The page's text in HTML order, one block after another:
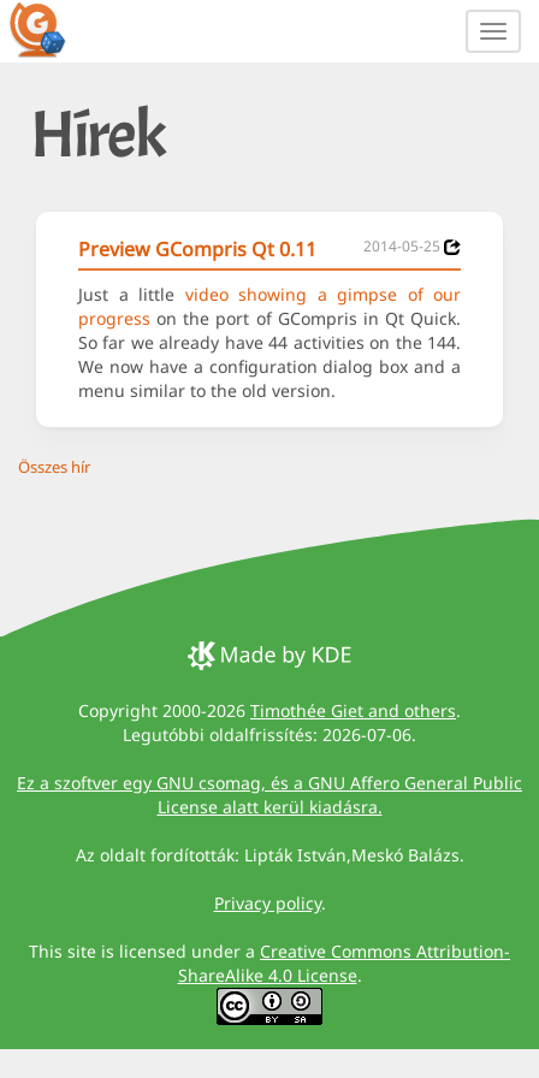
Hírek
Preview GCompris Qt 0.11 2014-05-25
Just a little video showing a gimpse of our
progress on the port of GCompris in Qt Quick.
So far we already have 44 activities on the 144.
We now have a configuration dialog box and a
menu similar to the old version.
Összes hír
Copyright 2000-2026 Timothée Giet and others.
Legutóbbi oldalfrissítés: 2026-07-06.
Ez a szoftver egy GNU csomag, és a GNU Affero General Public
License alatt kerül kiadásra.
Az oldalt fordították: Lipták István,Meskó Balázs.
Privacy policy.
This site is licensed under a Creative Commons Attribution-
ShareAlike 4.0 License.